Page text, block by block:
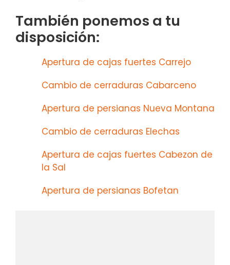
También ponemos a tu
disposición:
Apertura de cajas fuertes Carrejo
Cambio de cerraduras Cabarceno
Apertura de persianas Nueva Montana
Cambio de cerraduras Elechas
Apertura de cajas fuertes Cabezon de
la Sal
Apertura de persianas Bofetan